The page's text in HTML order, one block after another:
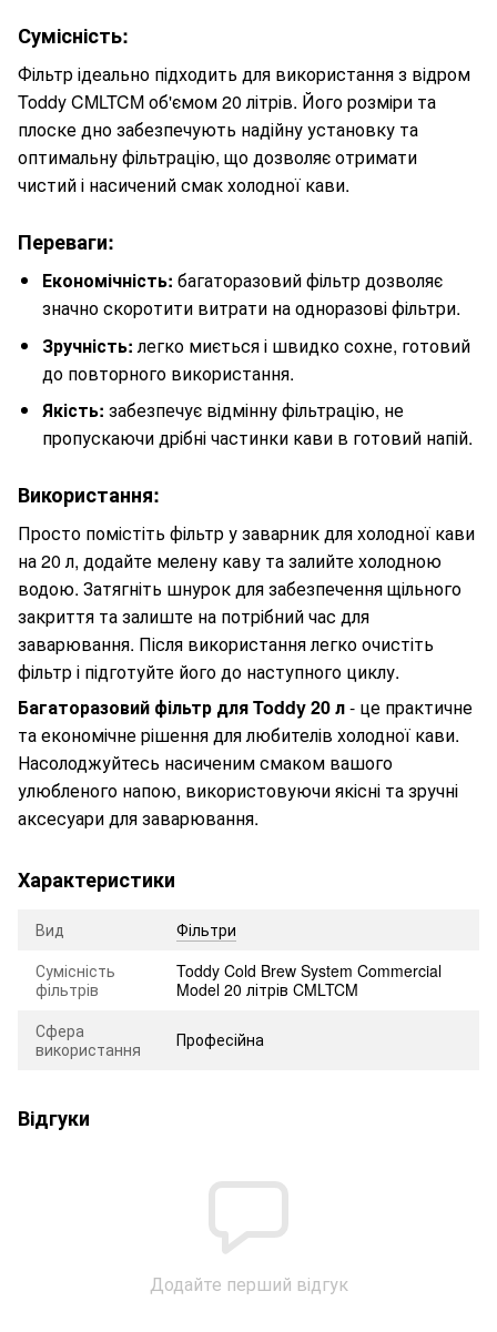
Сумісність:
Фільтр ідеально підходить для використання з відром
Toddy CMLTCM об'ємом 20 літрів. Його розміри та
плоске дно забезпечують надійну установку та
оптимальну фільтрацію, що дозволяє отримати
чистий і насичений смак холодної кави.
Переваги:
Економічність: багаторазовий фільтр дозволяє
значно скоротити витрати на одноразові фільтри.
Зручність: легко миється і швидко сохне, готовий
до повторного використання.
Якість: забезпечує відмінну фільтрацію, не
пропускаючи дрібні частинки кави в готовий напій.
Використання:
Просто помістіть фільтр у заварник для холодної кави
на 20 л, додайте мелену каву та залийте холодною
водою. Затягніть шнурок для забезпечення щільного
закриття та залиште на потрібний час для
заварювання. Після використання легко очистіть
фільтр і підготуйте його до наступного циклу.
Багаторазовий фільтр для Toddy 20 л- це практичне
та економічне рішення для любителів холодної кави.
Насолоджуйтесь насиченим смаком вашого
улюбленого напою, використовуючи якісні та зручні
аксесуари для заварювання.
Характеристики
Вид
Фільтри
Сумісність
фільтрів
Toddy Cold Brew System Commercial
Model 20 літрів CMLTCM
Сфера
використання
Професійна
Відгуки
Додайте перший відгук